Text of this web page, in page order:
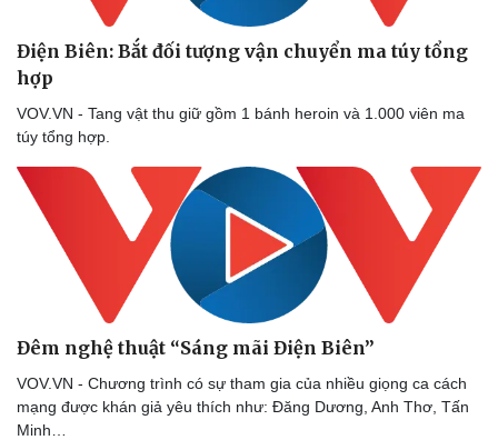
Vụ án
Tin nóng
Tư vấn luật
Vũ khí
Việt Nam
Phân tích
Điện Biên: Bắt đối tượng vận chuyển ma túy tổng
hợp
VOV.VN - Tang vật thu giữ gồm 1 bánh heroin và 1.000 viên ma
túy tổng hợp.
Đêm nghệ thuật “Sáng mãi Điện Biên”
VOV.VN - Chương trình có sự tham gia của nhiều giọng ca cách
mạng được khán giả yêu thích như: Đăng Dương, Anh Thơ, Tấn
Minh…